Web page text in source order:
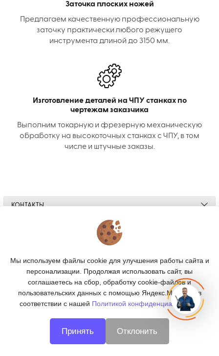
Заточка плоских ножей
Предлагаем качественную профессиональную
заточку практически любого режущего
инструмента длиной до 3150 мм.
Изготовление деталей на ЧПУ станках по
чертежам заказчика
Выполним токарную и фрезерную механическую
обработку на высокоточных станках с ЧПУ, в том
числе и штучные заказы.
КОНТАКТЫ
ПОДПИСКА
CNC66 - металлообработка в Екатеринбурге
Мы используем файлы cookie для улучшения работы сайта и
персонализации. Продолжая использовать сайт, вы
соглашаетесь на сбор, обработку cookie-файлов и
пользовательских данных с помощью Яндекс.Метрика, в
соответствии с нашей Политикой конфиденциальности.
Принять Отклонить